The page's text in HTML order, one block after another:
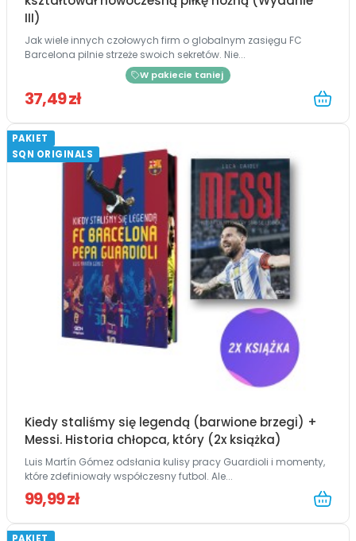
III)
Jak wiele innych czołowych firm o globalnym zasięgu FC
Barcelona pilnie strzeże swoich sekretów. Nie...
W pakiecie taniej
37,49 zł
PAKIET
SQN ORIGINALS
Kiedy staliśmy się legendą (barwione brzegi) +
Messi. Historia chłopca, który (2x książka)
Luis Martín Gómez odsłania kulisy pracy Guardioli i momenty,
które zdefiniowały współczesny futbol. Ale...
99,99 zł